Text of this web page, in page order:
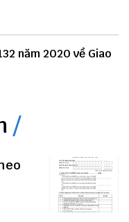
năm 2020 về Giao